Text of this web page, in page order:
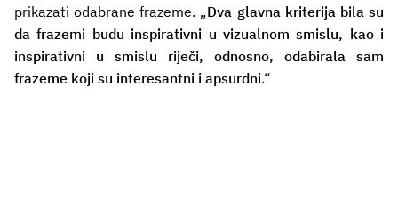
prikazati odabrane frazeme. „Dva glavna kriterija bila su
da frazemi budu inspirativni u vizualnom smislu, kao i
inspirativni u smislu riječi, odnosno, odabirala sam
frazeme koji su interesantni i apsurdni.“